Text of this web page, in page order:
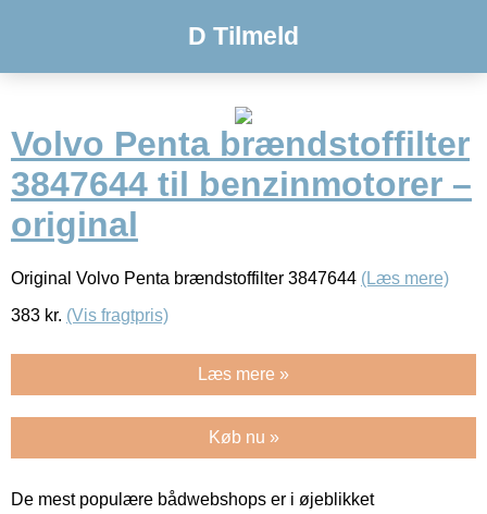
D Tilmeld
Volvo Penta brændstoffilter
3847644 til benzinmotorer –
original
Original Volvo Penta brændstoffilter 3847644 (Læs mere)
383 kr. (Vis fragtpris)
Læs mere »
Køb nu »
De mest populære bådwebshops er i øjeblikket